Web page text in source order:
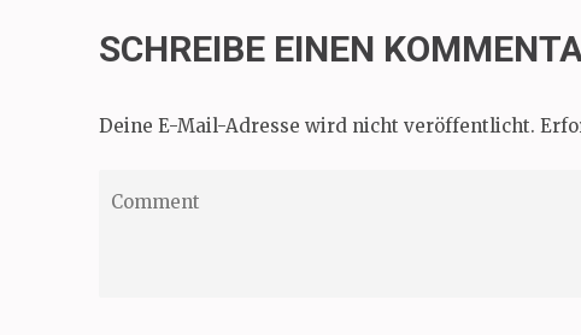
SCHREIBE EINEN
Deine E-Mail-Adresse wird nicht veröffentlicht.